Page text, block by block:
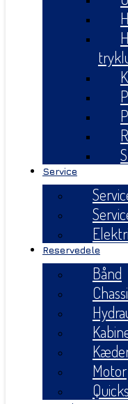
Service
Reservedele
Bånd
Motor